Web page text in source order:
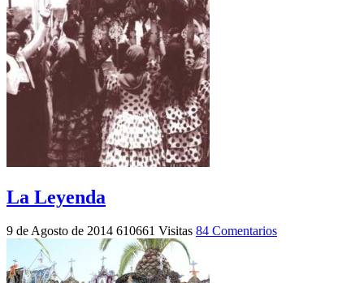
La Leyenda
9 de Agosto de 2014 610661 Visitas 84 Comentarios